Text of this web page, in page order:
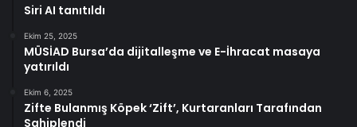
Siri AI tanıtıldı
Ekim 25, 2025
MÜSİAD Bursa’da dijitalleşme ve E-İhracat masaya
yatırıldı
Ekim 6, 2025
Zifte Bulanmış Köpek ‘Zift’, Kurtaranları Tarafından
Sahiplendi